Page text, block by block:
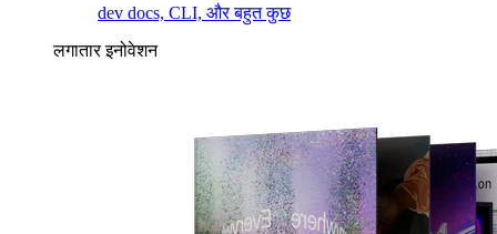
dev docs, CLI, और बहुत कुछ
लगातार इनोवेशन